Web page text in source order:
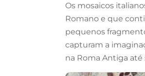
Os mosaicos
Romano e que
pequenos
capturam a
na Roma Antiga